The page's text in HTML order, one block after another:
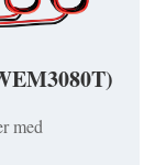
med